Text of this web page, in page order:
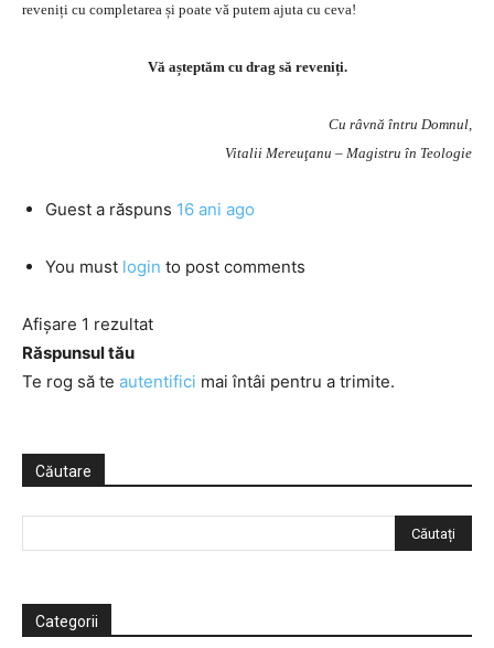
reveniți cu completarea și poate vă putem ajuta cu ceva!
Vă așteptăm cu drag să reveniți.
Cu râvnă întru Domnul,
Vitalii Mereuţanu – Magistru în Teologie
Guest a răspuns 16 ani ago
You must login to post comments
Afișare 1 rezultat
Răspunsul tău
Te rog să te autentifici mai întâi pentru a trimite.
Căutare
Categorii